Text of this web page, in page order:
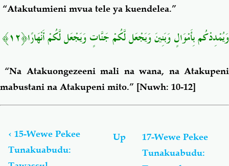
“Atakutumieni mvua tele ya kuendelea.”
وَيُمْدِدْكُم بِأَمْوَالٍ وَبَنِينَ وَيَجْعَل لَّكُمْ جَنَّاتٍ وَيَجْعَل لَّكُمْ أَنْهَارًا﴿١٢﴾
“Na Atakuongezeeni mali na wana, na Atakupeni
mabustani na Atakupeni mito.” [Nuwh: 10-12]
links
for
إِيَّاكَ
‹ 15-Wewe Pekee
Tunakuabudu:
Up
17-Wewe Pekee
Tunakuabudu: